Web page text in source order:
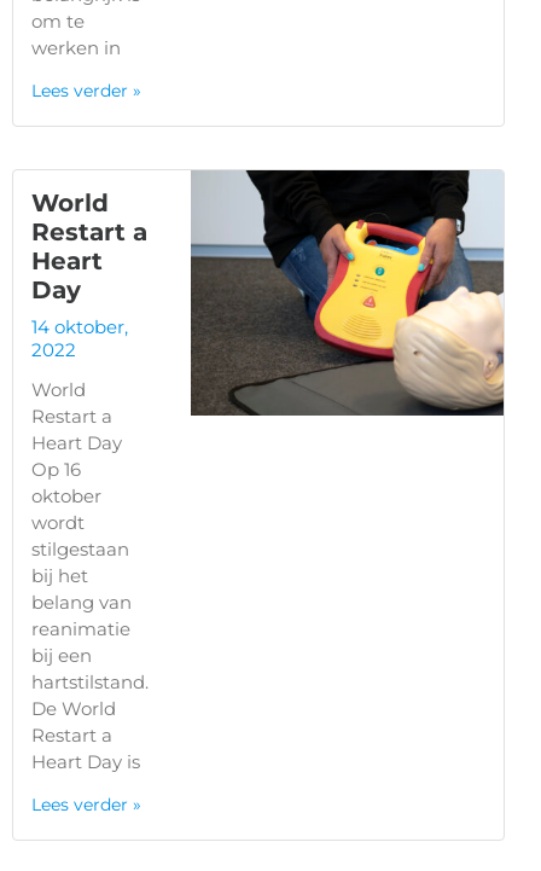
om te
werken in
Lees verder »
World
Restart a
Heart
Day
14 oktober,
2022
World
Restart a
Heart Day
Op 16
oktober
wordt
stilgestaan
bij het
belang van
reanimatie
bij een
hartstilstand.
De World
Restart a
Heart Day is
Lees verder »